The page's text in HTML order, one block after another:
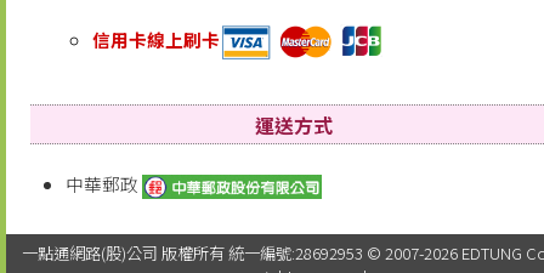
信用卡線上刷卡
運送方式
中華郵政
一點通網路(股)公司 版權所有 統一編號:28692953 © 2007-2026 EDTUNG